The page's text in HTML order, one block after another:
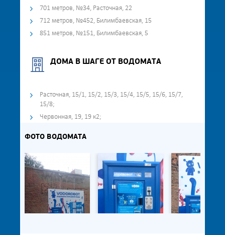
701 метров, №34, Расточная, 22
712 метров, №452, Билимбаевская, 15
851 метров, №151, Билимбаевская, 5
ДОМА В ШАГЕ ОТ ВОДОМАТА
Расточная, 15/1, 15/2, 15/3, 15/4, 15/5, 15/6, 15/7,
15/8;
Червонная, 19, 19 к2;
ФОТО ВОДОМАТА